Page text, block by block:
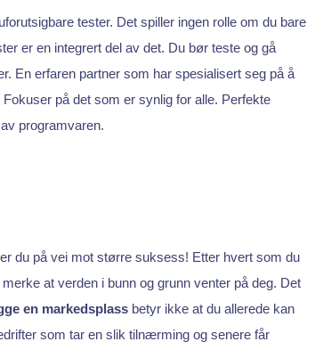
tester. Det spiller ingen rolle om du bare
er en integrert del av det. Du bør teste og gå
En erfaren partner som har spesialisert seg på å
på det som er synlig for alle. Perfekte
programvaren.
du på vei mot større suksess! Etter hvert som du
at verden i bunn og grunn venter på deg. Det
en markedsplassbetyr ikke at du allerede kan
som tar en slik tilnærming og senere får